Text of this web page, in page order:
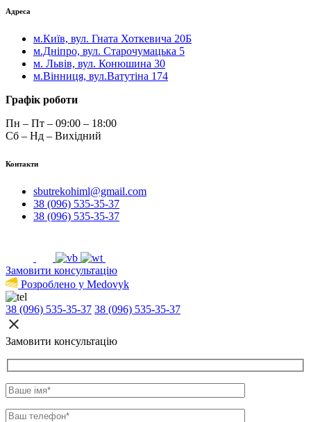
Адреса
м.Київ, вул. Гната Хоткевича 20Б
м.Дніпро, вул. Старочумацька 5
м. Львів, вул. Конюшина 30
м.Вінниця, вул.Ватутіна 174
Графік роботи
Пн – Пт – 09:00 – 18:00
Сб – Нд – Вихідний
Контакти
sbutrekohiml@gmail.com
38 (096) 535-35-37
38 (096) 535-35-37
Замовити консультацію
Розроблено у Medovyk
38 (096) 535-35-37 38 (096) 535-35-37
Замовити консультацію